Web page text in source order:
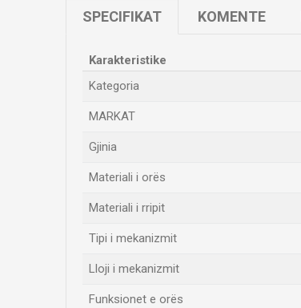
SPECIFIKAT KOMENTE
Karakteristike
Kategoria
MARKAT
Gjinia
Materiali i orës
Materiali i rripit
Tipi i mekanizmit
Lloji i mekanizmit
Funksionet e orës